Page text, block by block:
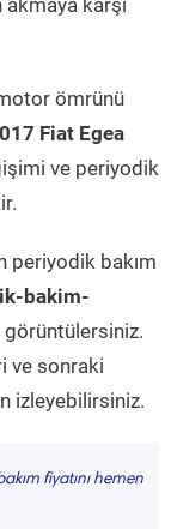
karşı
ömrünü
Fiat Egea
ve periyodik
periyodik bakım
bakim-
görüntülersiniz.
ve sonraki
izleyebilirsiniz.
fiyatını hemen